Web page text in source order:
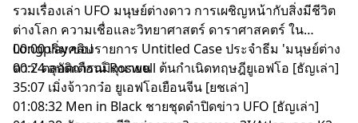
รวมเรื่องเล่า UFO มนุษย์ต่างดาว การเผชิญหน้ากับสิ่งมีชีวิต
ต่างโลก ความเชื่อและวิทยาศาสตร์ ดาราศาสคตร์ ใน
Longplay ของรายการ Untitled Case ประจำธีม 'มนุษย์ต่าง
ดาว' ตลอดเดือนมิถุนายน
00:00 เริ่มคลิป
00:24 อุบัติการณ์ Roswell ต้นกำเนิดทฤษฎียูเอฟโอ [ธัญเล่า]
35:07 เมิ่งจ้าวกว๋อ ยูเอฟโอเยือนจีน [ยชเล่า]
01:08:32 Men in Black ชายชุดดำปิดข่าว UFO [ธัญเล่า]